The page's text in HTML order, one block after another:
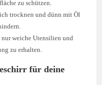
zu schützen.
trocknen und dünn mit Öl
nur weiche Utensilien und
zu erhalten.
für deine